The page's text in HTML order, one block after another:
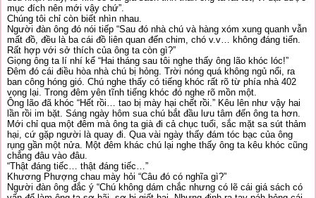
mục đích nên mới vậy chứ”.
Chúng tôi chỉ còn biết nhìn nhau.
Người đàn ông đó nói tiếp “Sau đó nhà chú và hàng xóm xung quanh vẫn
mất đồ, đều là ba cái đồ liên quan đến chim, chó v.v… không đáng tiến.
Rất hợp với sở thích của ông ta còn gì?”
Giọng ông ta lí nhí kể “Hai tháng sau tôi nghe thấy ông lão khóc lóc!”
Đêm đó cái điều hòa nhà chú bị hỏng. Trời nóng quá không ngủ nổi, ra
ban công hóng gió. Chú nghe thấy có tiếng khóc rất rõ từ phía nhà 402
vọng lại. Trong đêm yên tĩnh tiếng khóc đó nghe rõ mồn một.
Ông lão đã khóc “Hết rồi… tao bị mày hại chết rồi.” Kêu lên như vậy hai
lần rồi im bặt. Sáng ngày hôm sua chú bắt đầu lưu tâm đến ông ta hơn.
Mới chỉ qua một đêm mà ông ta già đi cả chục tuổi, sắc mặt sa sút thảm
hại, cứ gặp người là quay đi. Qua vài ngày thấy đám tóc bạc của ông
rụng gần một nửa. Một đêm khác chú lại nghe thấy ông ta kêu khóc cũng
chẳng đâu vào đâu.
“Thật đáng tiếc… thật đáng tiếc…”
Khương Phượng chau mày hỏi “Câu đó có nghĩa gì?”
Người đàn ông đắc ý “Chú không dám chắc nhưng có lẽ cái giá sách có